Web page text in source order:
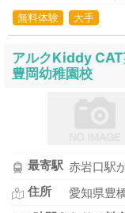
無料体験 大手
アルクKiddy CAT
豊岡幼稚園校
最寄駅 赤岩口駅
住所
愛知県豊